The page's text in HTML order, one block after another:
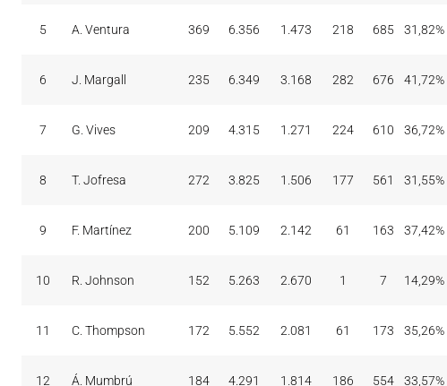
5 A. Ventura 369 6.356 1.473 218 685 31,82%
6 J. Margall 235 6.349 3.168 282 676 41,72%
7 G. Vives 209 4.315 1.271 224 610 36,72%
8 T. Jofresa 272 3.825 1.506 177 561 31,55%
9 F. Martínez 200 5.109 2.142 61 163 37,42%
10 R. Johnson 152 5.263 2.670 1 7 14,29%
11 C. Thompson 172 5.552 2.081 61 173 35,26%
12 Á. Mumbrú 184 4.291 1.814 186 554 33,57%